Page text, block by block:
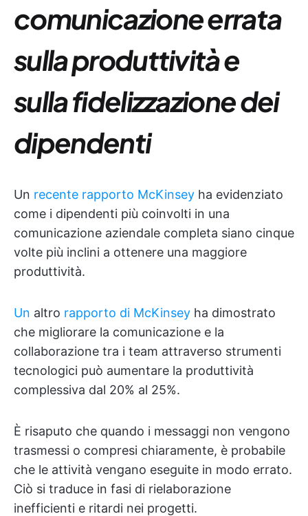
comunicazione errata
sulla produttività e
sulla fidelizzazione dei
dipendenti
Un recente rapporto McKinsey ha evidenziato
come i dipendenti più coinvolti in una
comunicazione aziendale completa siano cinque
volte più inclini a ottenere una maggiore
produttività.
Un altro rapporto di McKinsey ha dimostrato
che migliorare la comunicazione e la
collaborazione tra i team attraverso strumenti
tecnologici può aumentare la produttività
complessiva dal 20% al 25%.
È risaputo che quando i messaggi non vengono
trasmessi o compresi chiaramente, è probabile
che le attività vengano eseguite in modo errato.
Ciò si traduce in fasi di rielaborazione
inefficienti e ritardi nei progetti.